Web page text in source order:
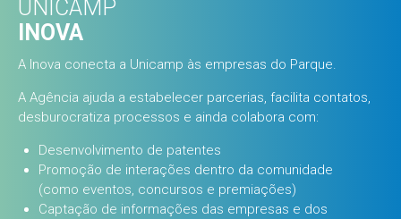
UNICAMP
INOVA
A Inova conecta a Unicamp às empresas do Parque.
A Agência ajuda a estabelecer parcerias, facilita contatos,
desburocratiza processos e ainda colabora com:
Desenvolvimento de patentes
Promoção de interações dentro da comunidade
(como eventos, concursos e premiações)
Captação de informações das empresas e dos